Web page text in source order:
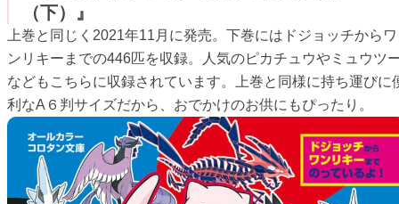
（下）』
上巻と同じく2021年11月に発売。下巻にはドジョッチからワ
ンリキーまでの446匹を収録。人気のピカチュウやミュウツ
などもこちらに収録されています。上巻と同様に持ち運びに
利なA６判サイズだから、おでかけのお供にもぴったり。